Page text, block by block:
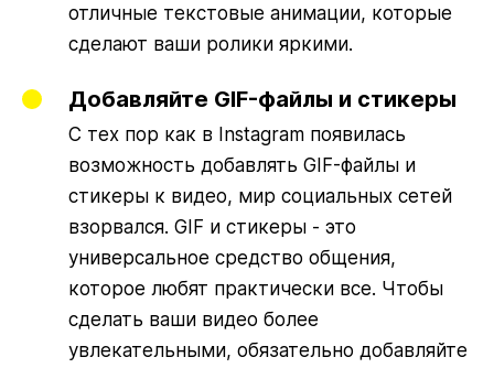
отличные текстовые анимации, которые
сделают ваши ролики яркими.
Добавляйте GIF-файлы и стикеры
С тех пор как в Instagram появилась
возможность добавлять GIF-файлы и
стикеры к видео, мир социальных сетей
взорвался. GIF и стикеры - это
универсальное средство общения,
которое любят практически все. Чтобы
сделать ваши видео более
увлекательными, обязательно добавляйте